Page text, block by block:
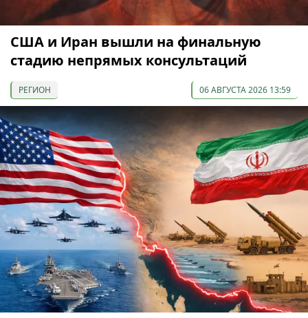
США и Иран вышли на финальную
стадию непрямых консультаций
РЕГИОН 06 АВГУСТА 2026 13:59